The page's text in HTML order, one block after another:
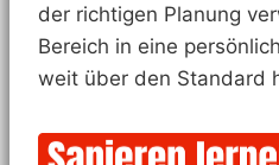
der richtigen Planung
Bereich in eine
weit über den Standard